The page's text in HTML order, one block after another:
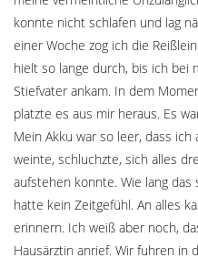
konnte nicht schlafen und lag
einer Woche zog ich die
hielt so lange durch, bis ich
Stiefvater ankam. In dem
platzte es aus mir heraus. Es
Mein Akku war so leer, dass
weinte, schluchzte, sich alles
aufstehen konnte. Wie lang das
hatte kein Zeitgefühl. An alles
erinnern. Ich weiß aber noch,
Hausärztin anrief. Wir fuhren in